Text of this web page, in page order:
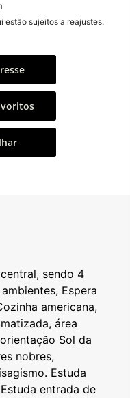
estão sujeitos a reajustes.
sendo 4
Espera
americana,
área
Sol da
nobres,
Estuda
entrada de